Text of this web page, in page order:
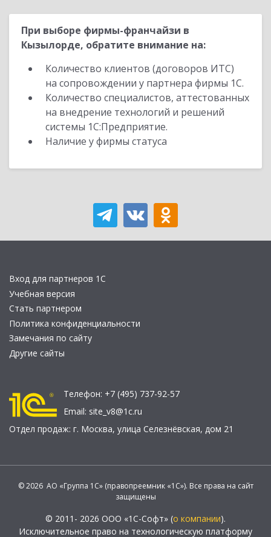
При выборе фирмы-франчайзи в
Кызылорде, обратите внимание на:
Количество клиентов (договоров ИТС)
на сопровождении у партнера фирмы 1С.
Количество специалистов, аттестованных
на внедрение технологий и решений
системы 1С:Предприятие.
Наличие у фирмы статуса
Вход для партнеров 1С
Учебная версия
Стать партнером
Политика конфиденциальности
Замечания по сайту
Другие сайты
Телефон: +7 (495) 737-92-57
Email: site_v8@1c.ru
Отдел продаж: г. Москва, улица Селезнёвская, дом 21
© 2026 АО «Группа 1С» (правопреемник «1С»). Все права на сайт
защищены
© 2011- 2026 ООО «1С-Софт» (о компании).
Исключительное право на технологическую платформу